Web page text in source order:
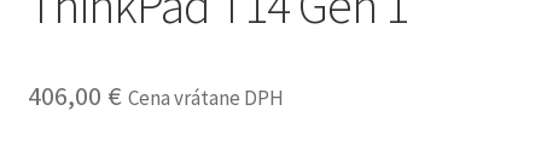
obchodné
406,00 € Cena vrátane DPH